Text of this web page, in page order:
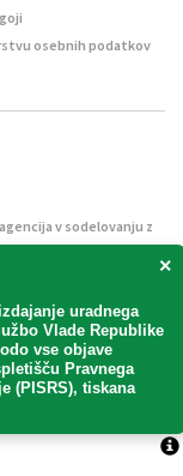
×
izdajanje uradnega
Vlade Republike
vse objave
Pravnega
(PISRS), tiskana
osebnih podatkov
v sodelovanju z